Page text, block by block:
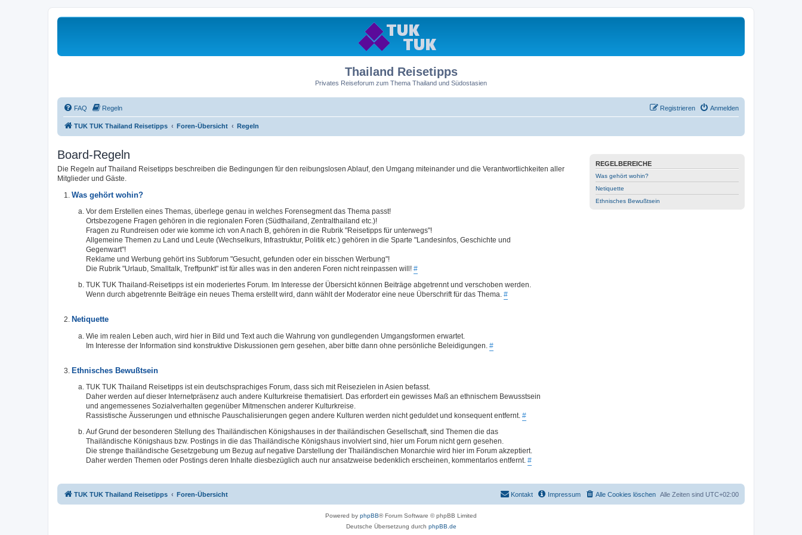
Thailand Reisetipps
Privates Reiseforum zum Thema Thailand und Südostasien
FAQ Regeln Anmelden
Registrieren
TUK TUK Thailand Reisetipps Foren-Übersicht Regeln
REGELBEREICHE
Was gehört wohin?
Netiquette
Ethnisches Bewußtsein
Board-Regeln
Die Regeln auf Thailand Reisetipps beschreiben die Bedingungen für den reibungslosen Ablauf, den Umgang miteinander und die Verantwortlichkeiten aller
Mitglieder und Gäste.
Was gehört wohin?
Vor dem Erstellen eines Themas, überlege genau in welches Forensegment das Thema passt!
Ortsbezogene Fragen gehören in die regionalen Foren (Südthailand, Zentralthailand etc.)!
Fragen zu Rundreisen oder wie komme ich von A nach B, gehören in die Rubrik "Reisetipps für unterwegs"!
Allgemeine Themen zu Land und Leute (Wechselkurs, Infrastruktur, Politik etc.) gehören in die Sparte "Landesinfos, Geschichte und
Gegenwart"!
Reklame und Werbung gehört ins Subforum "Gesucht, gefunden oder ein bisschen Werbung"!
Die Rubrik "Urlaub, Smalltalk, Treffpunkt" ist für alles was in den anderen Foren nicht reinpassen will! #
TUK TUK Thailand-Reisetipps ist ein moderiertes Forum. Im Interesse der Übersicht können Beiträge abgetrennt und verschoben werden.
Wenn durch abgetrennte Beiträge ein neues Thema erstellt wird, dann wählt der Moderator eine neue Überschrift für das Thema. #
Netiquette
Wie im realen Leben auch, wird hier in Bild und Text auch die Wahrung von gundlegenden Umgangsformen erwartet.
Im Interesse der Information sind konstruktive Diskussionen gern gesehen, aber bitte dann ohne persönliche Beleidigungen. #
Ethnisches Bewußtsein
TUK TUK Thailand Reisetipps ist ein deutschsprachiges Forum, dass sich mit Reisezielen in Asien befasst.
Daher werden auf dieser Internetpräsenz auch andere Kulturkreise thematisiert. Das erfordert ein gewisses Maß an ethnischem Bewusstsein
und angemessenes Sozialverhalten gegenüber Mitmenschen anderer Kulturkreise.
Rassistische Äusserungen und ethnische Pauschalisierungen gegen andere Kulturen werden nicht geduldet und konsequent entfernt. #
Auf Grund der besonderen Stellung des Thailändischen Königshauses in der thailändischen Gesellschaft, sind Themen die das
Thailändische Königshaus bzw. Postings in die das Thailändische Königshaus involviert sind, hier um Forum nicht gern gesehen.
Die strenge thailändische Gesetzgebung um Bezug auf negative Darstellung der Thailändischen Monarchie wird hier im Forum akzeptiert.
Daher werden Themen oder Postings deren Inhalte diesbezüglich auch nur ansatzweise bedenklich erscheinen, kommentarlos entfernt. #
TUK TUK Thailand Reisetipps Foren-Übersicht Alle Zeiten sind UTC+02:00
Alle Cookies löschen
Impressum
Kontakt
Powered by phpBB® Forum Software © phpBB Limited
Deutsche Übersetzung durch phpBB.de